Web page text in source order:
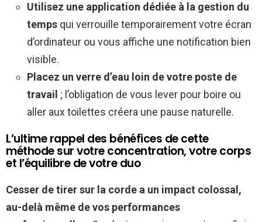
Utilisez une application dédiée à la gestion du
temps qui verrouille temporairement votre écran
d’ordinateur ou vous affiche une notification bien
visible.
Placez un verre d’eau loin de votre poste de
travail ; l’obligation de vous lever pour boire ou
aller aux toilettes créera une pause naturelle.
L’ultime rappel des bénéfices de cette
méthode sur votre concentration, votre corps
et l’équilibre de votre duo
Cesser de tirer sur la corde a un impact colossal,
au-delà même de vos performances